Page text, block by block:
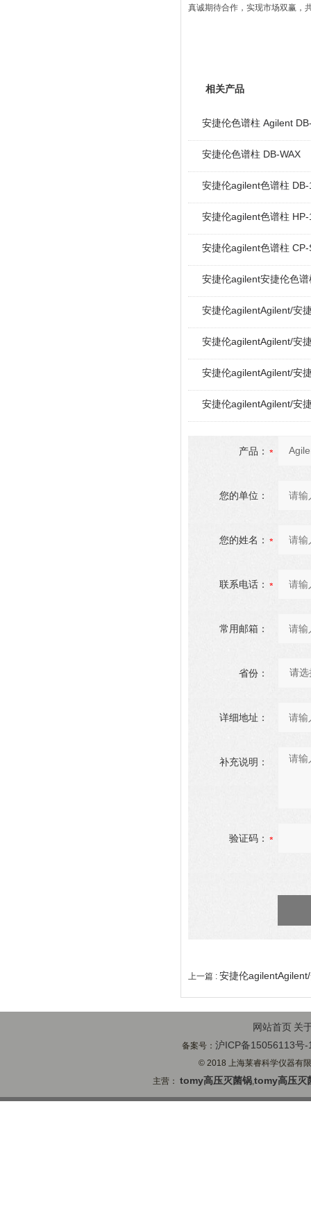
真诚期待合作，实现市场双赢，
相关产品
安捷伦色谱柱 Agilent
安捷伦色谱柱 DB-WAX
安捷伦agilent色谱柱 DB-
安捷伦agilent色谱柱 HP-
安捷伦agilent色谱柱 CP-
安捷伦agilent安捷伦色
安捷伦agilentAgilent/安
安捷伦agilentAgilent/安
安捷伦agilentAgilent/安
安捷伦agilentAgilent/安
产品：
您的单位：
您的姓名：
联系电话：
常用邮箱：
省份：
详细地址：
补充说明：
验证码：
上一篇 : 安捷伦
网站首页 关
备案号：沪ICP备15056113号-
© 2018 上海莱睿科学仪器有
主营：tomy高压灭菌锅,tomy高压灭